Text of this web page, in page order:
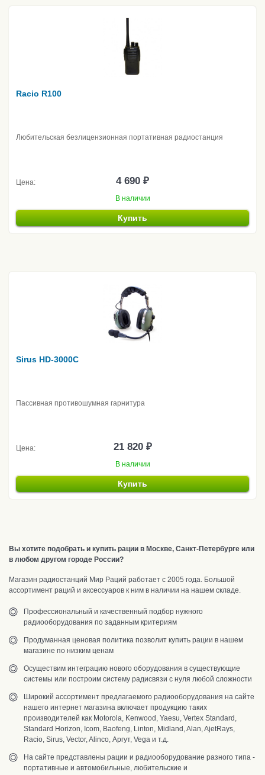
Racio R100
Любительская безлицензионная портативная радиостанция
Цена: 4 690 ₽
В наличии
Купить
Sirus HD-3000C
Пассивная противошумная гарнитура
Цена: 21 820 ₽
В наличии
Купить
Вы хотите подобрать и купить рации в Москве, Санкт-Петербурге или
в любом другом городе России?
Магазин радиостанций Мир Раций работает с 2005 года. Большой
ассортимент раций и аксессуаров к ним в наличии на нашем складе.
Профессиональный и качественный подбор нужного
радиооборудования по заданным критериям
Продуманная ценовая политика позволит купить рации в нашем
магазине по низким ценам
Осуществим интеграцию нового оборудования в существующие
системы или построим систему радисвязи с нуля любой сложности
Широкий ассортимент предлагаемого радиооборудования на сайте
нашего интернет магазина включает продукцию таких
производителей как Motorola, Kenwood, Yaesu, Vertex Standard,
Standard Horizon, Icom, Baofeng, Linton, Midland, Alan, AjetRays,
Racio, Sirus, Vector, Alinco, Аргут, Vega и т.д.
На сайте представлены рации и радиооборудование разного типа -
портативные и автомобильные, любительские и